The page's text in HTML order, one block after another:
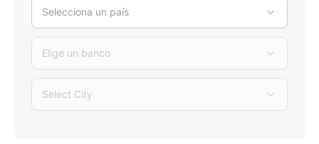
Selecciona un país
Elige un banco
Select City